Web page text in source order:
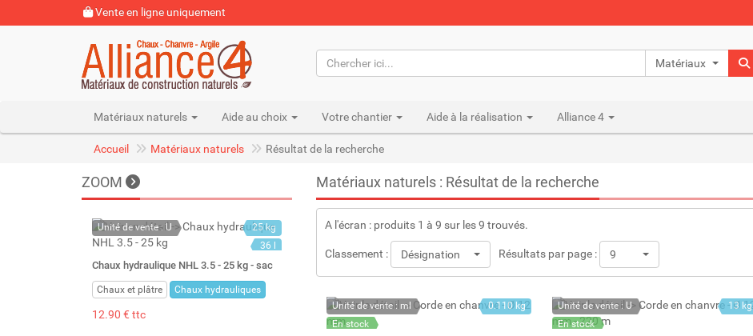
Vente en ligne uniquement
Matériaux naturels
Matériaux naturels Aide au choix Votre chantier Aide à la réalisation Alliance 4
Accueil Matériaux naturels Résultat de la recherche
ZOOM
Unité de vente : U
25 kg
36 l
Chaux hydraulique NHL 3.5 - 25 kg - sac
Chaux et plâtre Chaux hydrauliques
12.90 € ttc
Matériaux naturels : Résultat de la recherche
A l'écran : produits 1 à 9 sur les 9 trouvés.
Classement : Désignation Résultats par page : 9
Unité de vente : ml
En stock
0.110 kg
Unité de vente : U
En stock
13 kg